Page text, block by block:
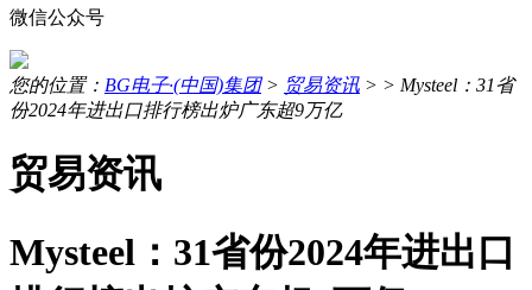
微信公众号
您的位置： BG电子·(中国)集团> 贸易资讯 > > Mysteel：31省
份2024年进出口排行榜出炉广东超9万亿
贸易资讯
Mysteel：31省份2024年进出口